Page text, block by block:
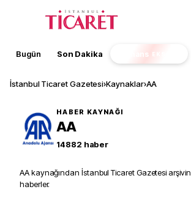
Bugün Son Dakika Finans EKSTRA
İstanbul Ticaret Gazetesi›Kaynaklar›AA
HABER KAYNAĞI
AA
14882 haber
AA kaynağından İstanbul Ticaret Gazetesi
haberler.